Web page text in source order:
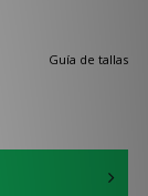
Guía de tallas